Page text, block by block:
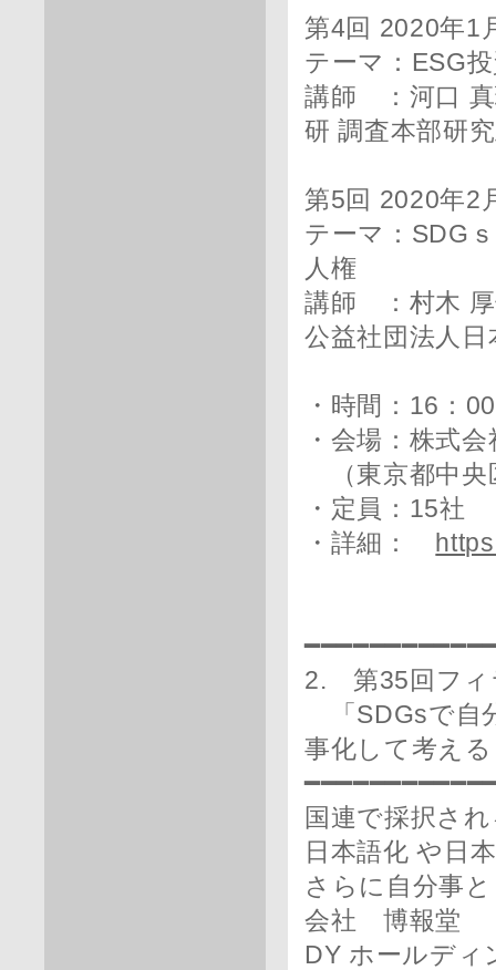
第4回 2020年1
テーマ：ESG
講師 ：河口 真
研 調査本部研
第5回 2020年2
テーマ：SDG
人権
講師 ：村木 厚
公益社団法人
・時間：16：
・会場：株式
（東京都中央
・定員：15社
・詳細：
2. 第35回フィ
「SDGsで自
事化して考え
国連で採択さ
日本語化 や日
さらに自分事
会社 博報堂
DY ホールディ